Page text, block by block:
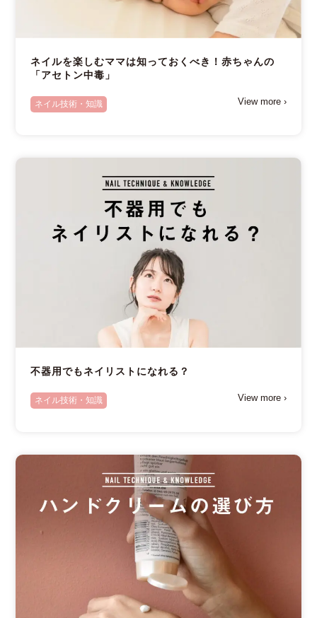
ネイルを楽しむママは知っておくべき！赤ちゃんの
「アセトン中毒」
ネイル技術・知識 View more ›
不器用でもネイリストになれる？
ネイル技術・知識 View more ›